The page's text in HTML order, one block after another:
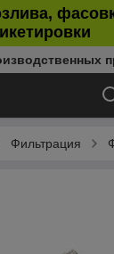
Фильтрация